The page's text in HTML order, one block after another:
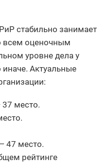
стабильно занимает
всем оценочным
уровне дела у
иначе. Актуальные
место.
47 место.
рейтинге